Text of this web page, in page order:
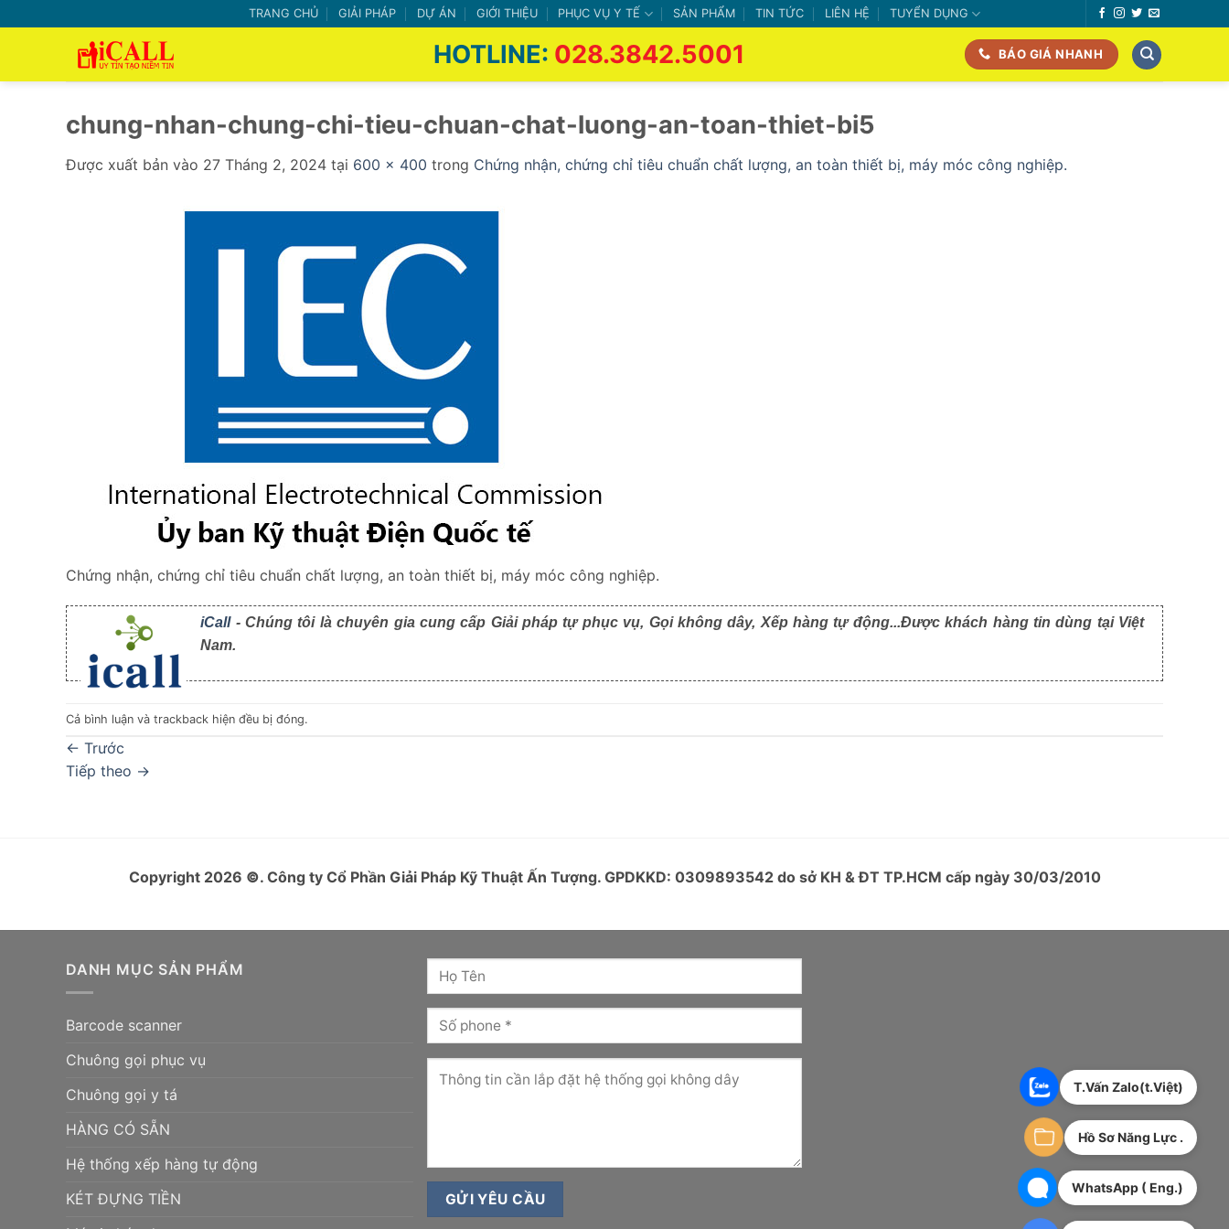
qua
dung
TRANG CHỦ GIẢI PHÁP DỰ ÁN GIỚI THIỆU PHỤC VỤ Y TẾ SẢN PHẨM TIN TỨC LIÊN HỆ TUYỂN DỤNG
HOTLINE: 028.3842.5001 BÁO GIÁ NHANH
chung-nhan-chung-chi-tieu-chuan-chat-luong-an-toan-thiet-bi5
Được xuất bản vào 27 Tháng 2, 2024 tại 600 × 400 trong Chứng nhận, chứng chỉ tiêu chuẩn chất lượng, an toàn thiết bị, máy móc công nghiệp.
Chứng nhận, chứng chỉ tiêu chuẩn chất lượng, an toàn thiết bị, máy móc công nghiệp.
iCall- Chúng tôi là chuyên gia cung cấp Giải pháp tự phục vụ, Gọi không dây, Xếp hàng tự động...Được khách hàng tin dùng tại Việt
Nam.
Cả bình luận và trackback hiện đều bị đóng.
← Trước
Tiếp theo →
Copyright 2026 ©. Công ty Cổ Phần Giải Pháp Kỹ Thuật Ấn Tượng. GPDKKD: 0309893542 do sở KH & ĐT TP.HCM cấp ngày 30/03/2010
DANH MỤC SẢN PHẨM
Barcode scanner
Chuông gọi phục vụ
Chuông gọi y tá
HÀNG CÓ SẴN
Hệ thống xếp hàng tự động
KÉT ĐỰNG TIỀN
T.Vấn Zalo(t.Việt)
Hồ Sơ Năng Lực .
WhatsApp ( Eng.)